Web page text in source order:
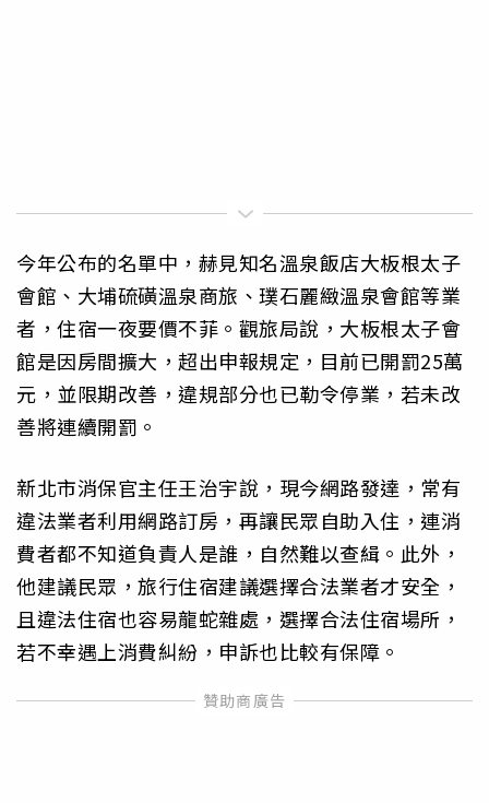
今年公布的名單中，赫見知名溫泉飯店大板根太子
會館、大埔硫磺溫泉商旅、璞石麗緻溫泉會館等業
者，住宿一夜要價不菲。觀旅局說，大板根太子會
館是因房間擴大，超出申報規定，目前已開罰25萬
元，並限期改善，違規部分也已勒令停業，若未改
善將連續開罰。
新北市消保官主任王治宇說，現今網路發達，常有
違法業者利用網路訂房，再讓民眾自助入住，連消
費者都不知道負責人是誰，自然難以查緝。此外，
他建議民眾，旅行住宿建議選擇合法業者才安全，
且違法住宿也容易龍蛇雜處，選擇合法住宿場所，
若不幸遇上消費糾紛，申訴也比較有保障。